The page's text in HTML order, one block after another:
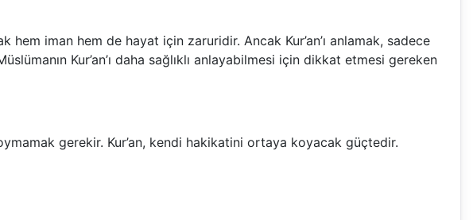
hem iman hem de hayat için zaruridir. Ancak Kur’an’ı anlamak, sadece
Kur’an’ı daha sağlıklı anlayabilmesi için dikkat etmesi gereken
gerekir. Kur’an, kendi hakikatini ortaya koyacak güçtedir.